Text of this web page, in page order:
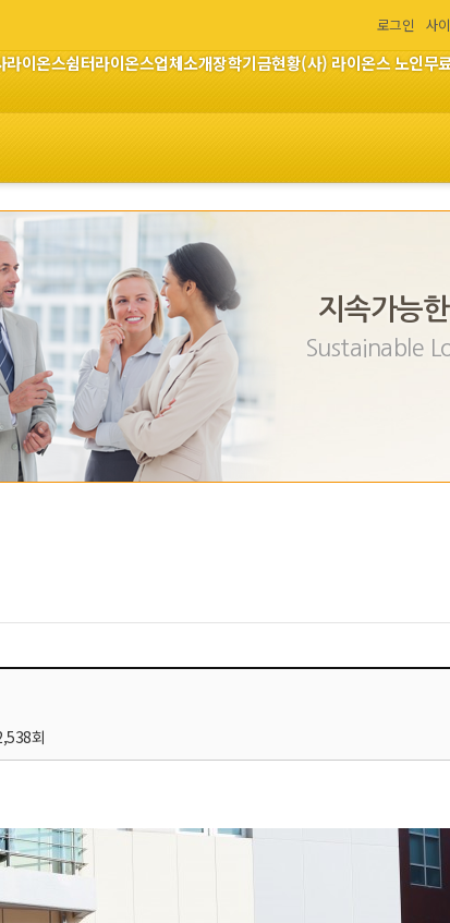
로그인 사
라이온스쉼터라이온스업체소개장학기금현황(사) 라이온스 노인무
지속가능
Sustainable
회